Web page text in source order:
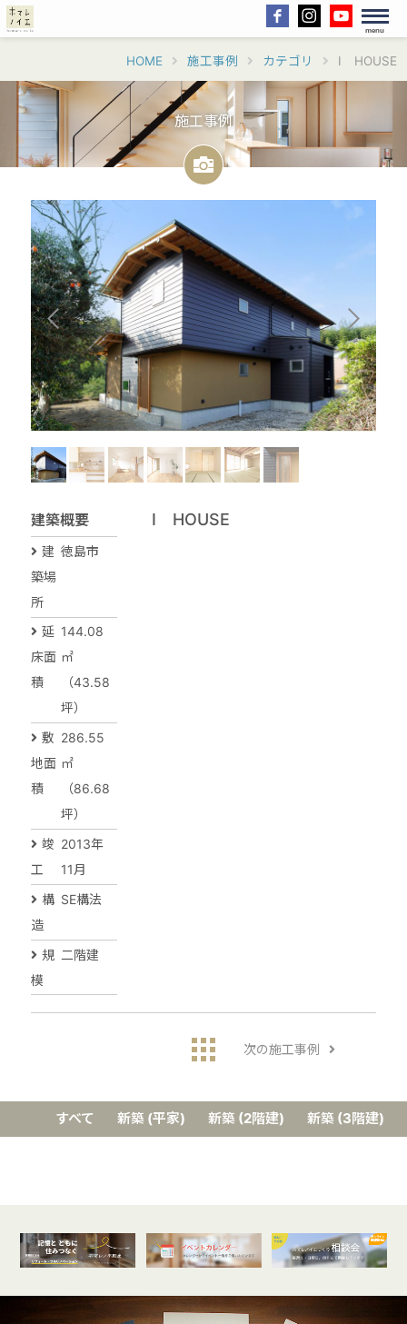
menu
HOME 施工事例 カテゴリ I HOUSE
施工事例
I HOUSE
建築概要
建
築場
所
徳島市
延
床面
積
144.08
㎡
（43.58
坪）
敷
地面
積
286.55
㎡
（86.68
坪）
竣
工
2013年
11月
構
造
SE構法
規
模
二階建
次の施工事例
すべて 新築 (平家) 新築 (2階建) 新築 (3階建)
オンライン
開催受付中